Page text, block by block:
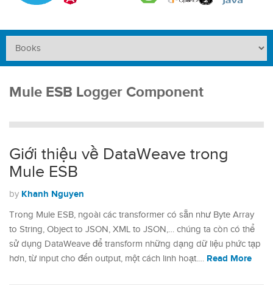
Mule ESB Logger Component
Giới thiệu về DataWeave trong
Mule ESB
by Khanh Nguyen
Trong Mule ESB, ngoài các transformer có sẵn như Byte Array
to String, Object to JSON, XML to JSON,… chúng ta còn có thể
sử dụng DataWeave để transform những dạng dữ liệu phức tạp
hơn, từ input cho đến output, một cách linh hoạt.… Read More